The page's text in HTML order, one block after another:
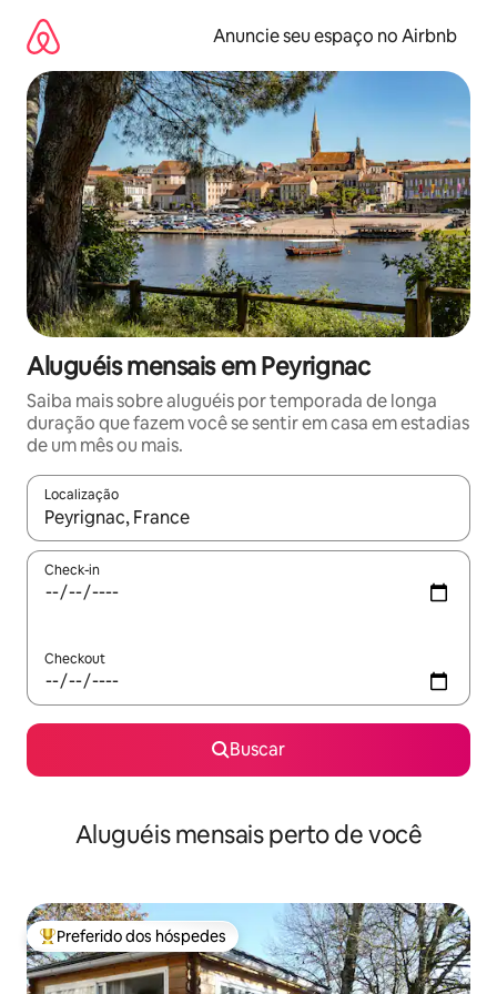
para
conteúdo
Anuncie seu espaço no Airbnb
Aluguéis mensais em Peyrignac
Saiba mais sobre aluguéis por temporada de longa
duração que fazem você se sentir em casa em estadias
de um mês ou mais.
Localização
Quando os resultados estiverem disponíveis, explore-os
Check-in
Checkout
Buscar
Aluguéis mensais perto de você
Entre os melhores preferidos dos hóspedes
Preferido dos hóspedes